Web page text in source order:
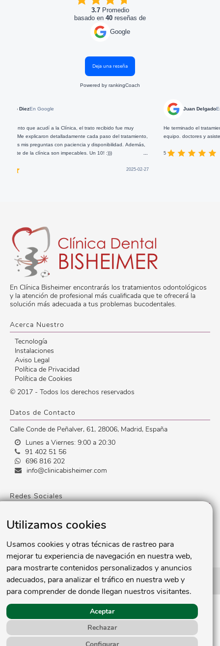
Utilizamos cookies
Usamos cookies y otras técnicas de rastreo para
mejorar tu experiencia de navegación en nuestra web,
para mostrarte contenidos personalizados y anuncios
adecuados, para analizar el tráfico en nuestra web y
para comprender de donde llegan nuestros visitantes.
Aceptar
Rechazar
Configurar
3.7Promedio
basado en 40 reseñas de
Google
Deja una reseña
Powered by rankingCoach
a la Clínica, el trato recibido fue muy
detalladamente cada paso del tratamiento,
con paciencia y disponibilidad. Además,
son impecables. Un 10! :)))
...
Juan DelgadoEn Google
He terminado el tratamiento dental que
equipo. doctores y asistentes, ahora
En Clínica Bisheimer encontrarás los tratamientos odontológicos
y la atención de profesional más cualificada que te ofrecerá la
solución más adecuada a tus problemas bucodentales.
Acerca Nuestro
Tecnología
Instalaciones
Aviso Legal
Política de Privacidad
Política de Cookies
© 2017 - Todos los derechos reservados
Datos de Contacto
Calle Conde de Peñalver, 61, 28006, Madrid, España
Lunes a Viernes: 9:00 a 20:30
91 402 51 56
696 816 202
info@clinicabisheimer.com
Redes Sociales
diseño web posicionamiento web sitemap